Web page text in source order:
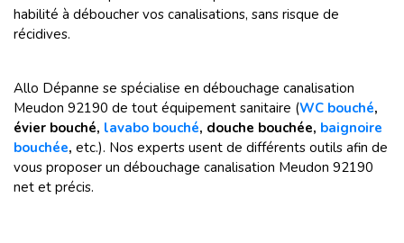
habilité à déboucher vos canalisations, sans risque de
récidives.
Allo Dépanne se spécialise en débouchage canalisation
Meudon 92190 de tout équipement sanitaire (WC bouché,
évier bouché, lavabo bouché, douche bouchée, baignoire
bouchée, etc.). Nos experts usent de différents outils afin de
vous proposer un débouchage canalisation Meudon 92190
net et précis.